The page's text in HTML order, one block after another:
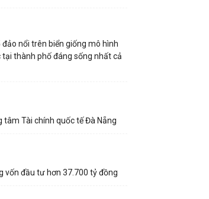
đảo nổi trên biển giống mô hình
tại thành phố đáng sống nhất cả
tâm Tài chính quốc tế Đà Nẵng
vốn đầu tư hơn 37.700 tỷ đồng